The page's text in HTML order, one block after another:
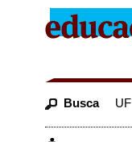
Busca UF